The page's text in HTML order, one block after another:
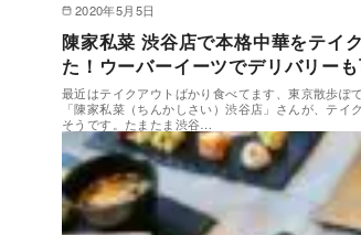
2020年5月5日
陳家私菜 渋谷店で本格中華をテイ
た！ウーバーイーツでデリバリー
最近はテイクアウトばかり食べてます、東京散歩ぽ
「陳家私菜（ちんかしさい）渋谷店」さんが、テイ
そうです。たまたま渋谷…